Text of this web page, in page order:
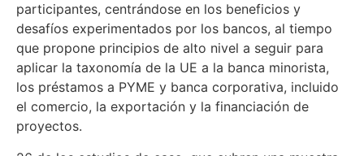
participantes, centrándose en los beneficios y
desafíos experimentados por los bancos, al tiempo
que propone principios de alto nivel a seguir para
aplicar la taxonomía de la UE a la banca minorista,
los préstamos a PYME y banca corporativa, incluido
el comercio, la exportación y la financiación de
proyectos.